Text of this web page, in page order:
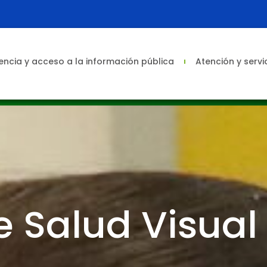
y acceso a la información pública Atención y
Salud Visual